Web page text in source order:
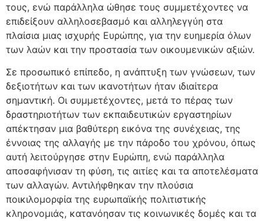
τους, ενώ παράλληλα ώθησε τους συμμετέχοντες να
επιδείξουν αλληλοσεβασμό και αλληλεγγύη στα
πλαίσια μιας ισχυρής Ευρώπης, για την ευημερία όλων
των λαών και την προστασία των οικουμενικών αξιών.
Σε προσωπικό επίπεδο, η ανάπτυξη των γνώσεων, των
δεξιοτήτων και των ικανοτήτων ήταν ιδιαίτερα
σημαντική. Οι συμμετέχοντες, μετά το πέρας των
δραστηριοτήτων των εκπαιδευτικών εργαστηρίων
απέκτησαν μια βαθύτερη εικόνα της συνέχειας, της
έννοιας της αλλαγής με την πάροδο του χρόνου, όπως
αυτή λειτούργησε στην Ευρώπη, ενώ παράλληλα
αποσαφήνισαν τη φύση, τις αιτίες και τα αποτελέσματα
των αλλαγών. Αντιλήφθηκαν την πλούσια
ποικιλομορφία της ευρωπαϊκής πολιτιστικής
κληρονομιάς, κατανόησαν τις κοινωνικές δομές και τα